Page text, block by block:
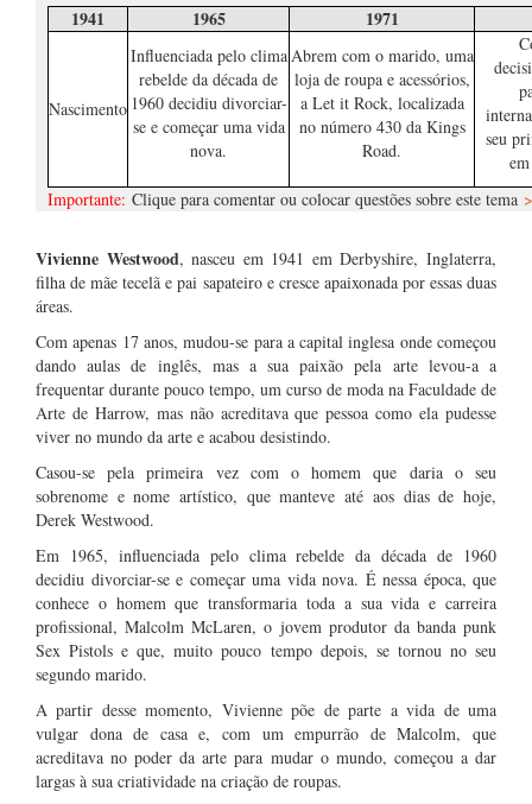
1941 1965 1971
Nascimento
Influenciada pelo clima
rebelde da década de
1960 decidiu divorciar-
se e começar uma vida
nova.
Abrem com o marido, uma
loja de roupa e acessórios,
a Let it Rock, localizada
no número 430 da Kings
Road.
seu
Importante: Clique para comentar ou colocar questões sobre este tema
Vivienne Westwood, nasceu em 1941 em Derbyshire, Inglaterra,
filha de mãe tecelã e pai sapateiro e cresce apaixonada por essas duas
áreas.
Com apenas 17 anos, mudou-se para a capital inglesa onde começou
dando aulas de inglês, mas a sua paixão pela arte levou-a a
frequentar durante pouco tempo, um curso de moda na Faculdade de
Arte de Harrow, mas não acreditava que pessoa como ela pudesse
viver no mundo da arte e acabou desistindo.
Casou-se pela primeira vez com o homem que daria o seu
sobrenome e nome artístico, que manteve até aos dias de hoje,
Derek Westwood.
Em 1965, influenciada pelo clima rebelde da década de 1960
decidiu divorciar-se e começar uma vida nova. É nessa época, que
conhece o homem que transformaria toda a sua vida e carreira
profissional, Malcolm McLaren, o jovem produtor da banda punk
Sex Pistols e que, muito pouco tempo depois, se tornou no seu
segundo marido.
A partir desse momento, Vivienne põe de parte a vida de uma
vulgar dona de casa e, com um empurrão de Malcolm, que
acreditava no poder da arte para mudar o mundo, começou a dar
largas à sua criatividade na criação de roupas.